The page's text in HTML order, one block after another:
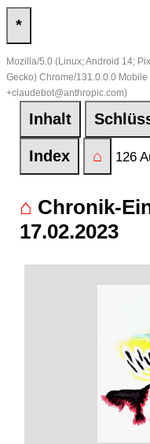
*
Mozilla/5.0 (Linux; Android 14;
Gecko) Chrome/131.0.0.0
+claudebot@anthropic.com)
Inhalt
Index ⌂ 126
⌂ Chronik-
17.02.2023